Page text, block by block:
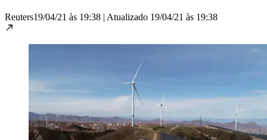
Reuters19/04/21 às 19:38 | Atualizado 19/04/21 às 19:38